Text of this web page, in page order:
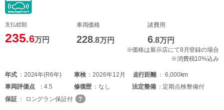
支払総額
235.6万円
車両価格
228.8万円
諸費用
6.8万円
※価格は展示店にて8月登録の場合
※消費税10%込み
年式 2024年(R6年) 車検 2026年12月 走行距離
6,000km
車両評価点 4.5 修復歴 なし 法定整備
定期点検整備付
保証
ロングラン保証付